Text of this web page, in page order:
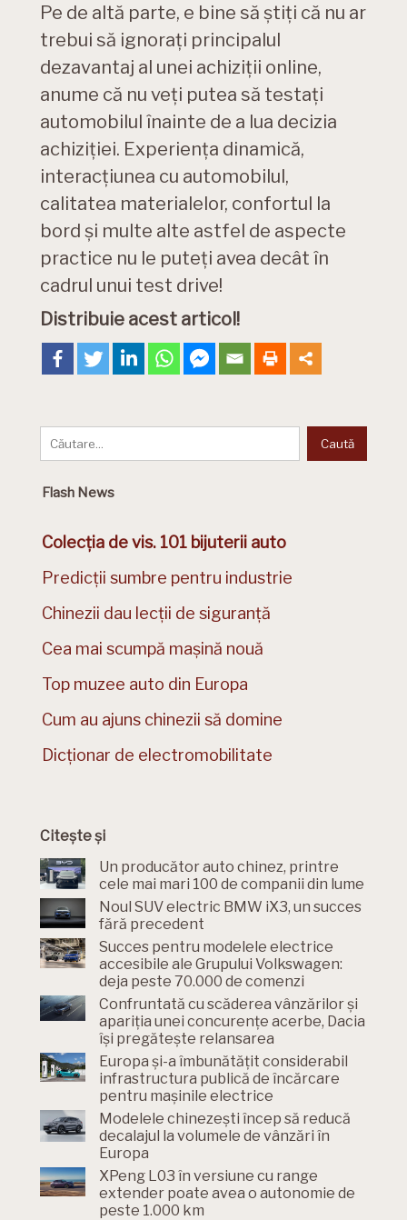
Pe de altă parte, e bine să știți că nu ar
trebui să ignorați principalul
dezavantaj al unei achiziții online,
anume că nu veți putea să testați
automobilul înainte de a lua decizia
achiziției. Experiența dinamică,
interacțiunea cu automobilul,
calitatea materialelor, confortul la
bord și multe alte astfel de aspecte
practice nu le puteți avea decât în
cadrul unui test drive!
Distribuie acest articol!
Flash News
Colecția de vis. 101 bijuterii auto
Predicții sumbre pentru industrie
Chinezii dau lecții de siguranță
Cea mai scumpă mașină nouă
Top muzee auto din Europa
Cum au ajuns chinezii să domine
Dicționar de electromobilitate
Citește și
Un producător auto chinez, printre
cele mai mari 100 de companii din lume
Noul SUV electric BMW iX3, un succes
fără precedent
Succes pentru modelele electrice
accesibile ale Grupului Volkswagen:
deja peste 70.000 de comenzi
Confruntată cu scăderea vânzărilor și
apariția unei concurențe acerbe, Dacia
își pregătește relansarea
Europa și-a îmbunătățit considerabil
infrastructura publică de încărcare
pentru mașinile electrice
Modelele chinezești încep să reducă
decalajul la volumele de vânzări în
Europa
XPeng L03 în versiune cu range
extender poate avea o autonomie de
peste 1.000 km